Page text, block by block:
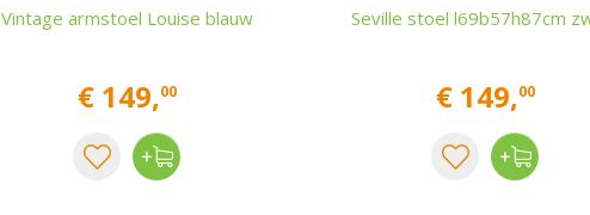
Vintage armstoel Louise blauw
€ 149,00
Seville stoel l69b57h87cm
€ 149,00